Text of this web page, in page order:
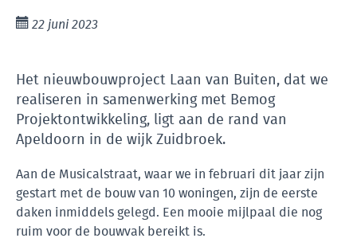
22 juni 2023
Het nieuwbouwproject Laan van Buiten, dat we
realiseren in samenwerking met Bemog
Projektontwikkeling, ligt aan de rand van
Apeldoorn in de wijk Zuidbroek.
Aan de Musicalstraat, waar we in februari dit jaar zijn
gestart met de bouw van 10 woningen, zijn de eerste
daken inmiddels gelegd. Een mooie mijlpaal die nog
ruim voor de bouwvak bereikt is.